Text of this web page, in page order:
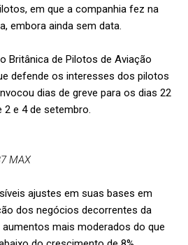
em que a companhia fez na
embora ainda sem data.
Britânica de Pilotos de Aviação
defende os interesses dos pilotos
dias de greve para os dias 22
2 e 4 de setembro.
MAX
ajustes em suas bases em
dos negócios decorrentes da
mais moderados do que